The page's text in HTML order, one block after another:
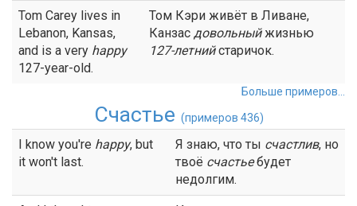
Tom Carey lives in
Lebanon, Kansas,
and is a very happy
127-year-old.
Том Кэри живёт в Ливане,
Канзас довольныйжизнью
127-летнийстаричок.
Больше примеров...
Счастье (примеров 436)
I know you're happy, but
it won't last.
Я знаю, что ты счастлив, но
твоё счастьебудет
недолгим.